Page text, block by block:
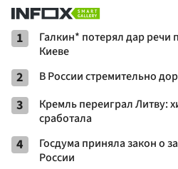
1
Галкин* потерял дар речи
Киеве
2 В России стремительно
3
Кремль переиграл Литву:
сработала
4
Госдума приняла закон о
России